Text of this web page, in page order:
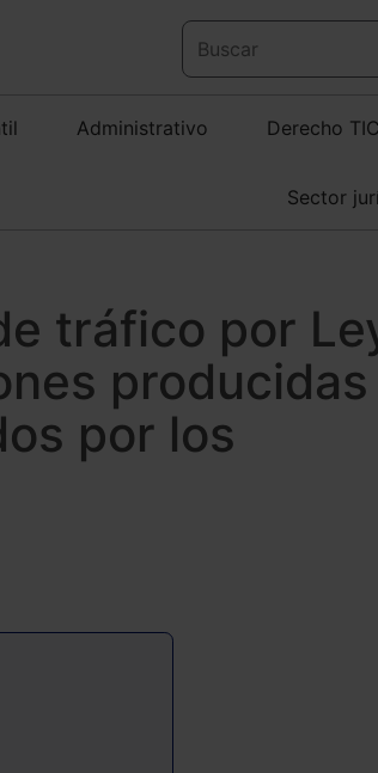
Administrativo Derecho TIC
Sector
tráfico por
producidas
por los